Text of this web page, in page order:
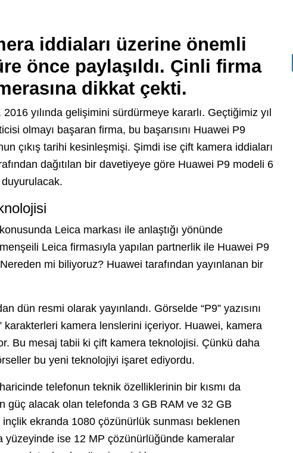
iddiaları üzerine önemli
önce paylaşıldı. Çinli firma
dikkat çekti.
yılında gelişimini sürdürmeye kararlı. Geçtiğimiz yıl
olmayı başaran firma, bu başarısını Huawei P9
çıkış tarihi kesinleşmişi. Şimdi ise çift kamera iddiaları
dağıtılan bir davetiyeye göre Huawei P9 modeli 6
Leica markası ile anlaştığı yönünde
Leica firmasıyla yapılan partnerlik ile Huawei P9
mi biliyoruz? Huawei tarafından yayınlanan bir
dün resmi olarak yayınlandı. Görselde “P9” yazısını
karakterleri kamera lenslerini içeriyor. Huawei, kamera
Bu mesaj tabii ki çift kamera teknolojisi. Çünkü daha
bu yeni teknolojiyi işaret ediyordu.
telefonun teknik özelliklerinin bir kısmı da
güç alacak olan telefonda 3 GB RAM ve 32 GB
ekranda 1080 çözünürlük sunması beklenen
yüzeyinde ise 12 MP çözünürlüğünde kameralar